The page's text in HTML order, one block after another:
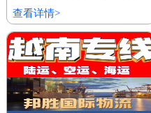
查看详情>